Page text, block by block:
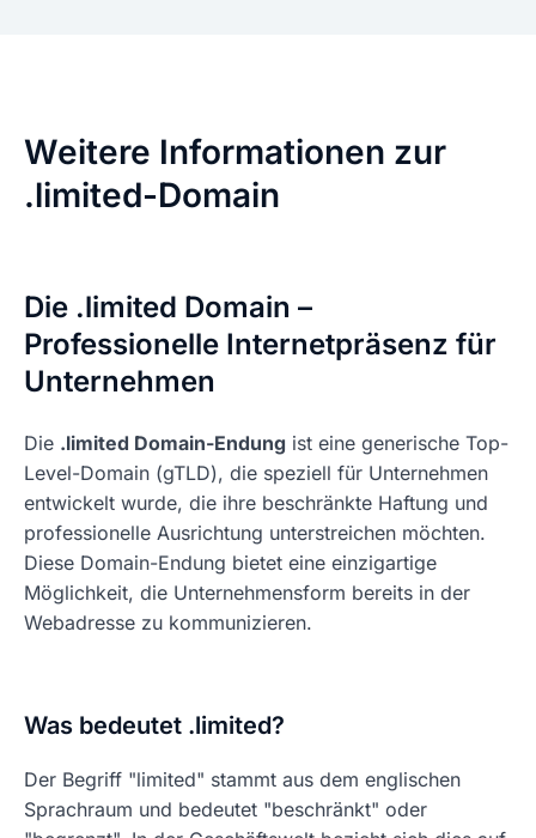
Weitere Informationen zur
.limited-Domain
Die .limited Domain –
Professionelle Internetpräsenz für
Unternehmen
Die .limited Domain-Endung ist eine generische Top-
Level-Domain (gTLD), die speziell für Unternehmen
entwickelt wurde, die ihre beschränkte Haftung und
professionelle Ausrichtung unterstreichen möchten.
Diese Domain-Endung bietet eine einzigartige
Möglichkeit, die Unternehmensform bereits in der
Webadresse zu kommunizieren.
Was bedeutet .limited?
Der Begriff "limited" stammt aus dem englischen
Sprachraum und bedeutet "beschränkt" oder